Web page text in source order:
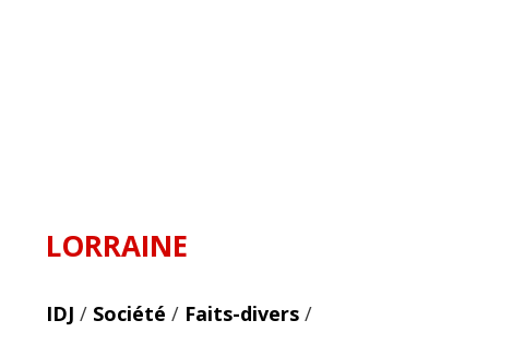
LORRAINE
IDJ / Société / Faits-divers /